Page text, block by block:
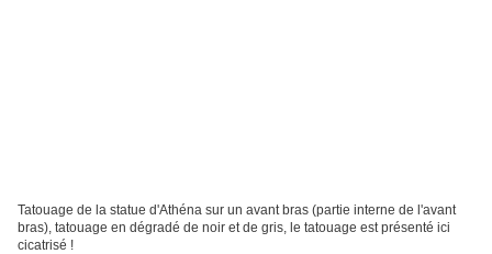
Tatouage de la statue d'Athéna sur un avant bras (partie interne de l'avant
bras), tatouage en dégradé de noir et de gris, le tatouage est présenté ici
cicatrisé !